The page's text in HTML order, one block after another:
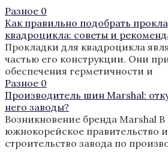
Разное 0
Как правильно подобрать
квадроцикла: советы и
Прокладки для квадроцикла
частью его конструкции. Они
обеспечения герметичности и
Разное 0
Производитель шин Marshal:
него заводы?
Возникновение бренда Marshal В
южнокорейское правительство
строительство завода по